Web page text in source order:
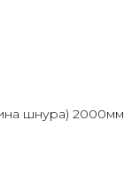
шнура) 2000мм